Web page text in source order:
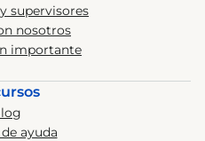
supervisores
nosotros
importante
ayuda